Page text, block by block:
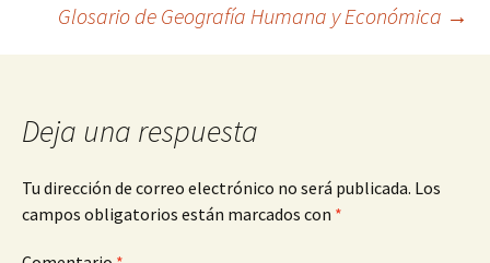
Glosario de Geografía Humana y Económica →
Deja una respuesta
Tu dirección de correo electrónico no será publicada. Los
campos obligatorios están marcados con *